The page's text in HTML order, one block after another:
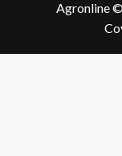
Agronline